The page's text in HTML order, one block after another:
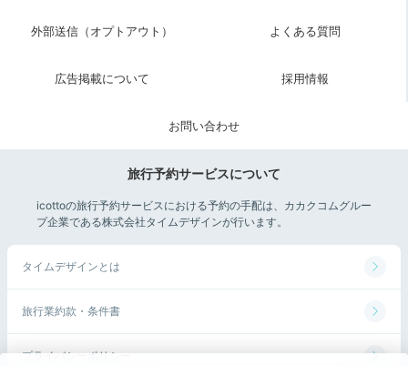
彼と二人でぶらり散策
チェックアウト後はミナミ観光へ。宿から徒歩約10分
圏内には「道頓堀商店会」や「戎橋」があります。ぶら
外部送信（オプトアウト） よくある質問
広告掲載について 採用情報
お問い合わせ
旅行予約サービスについて
icottoの旅行予約サービスにおける予約の手配は、カカクコムグルー
プ企業である株式会社タイムデザインが行います。
タイムデザインとは
旅行業約款・条件書
プライバシーポリシー